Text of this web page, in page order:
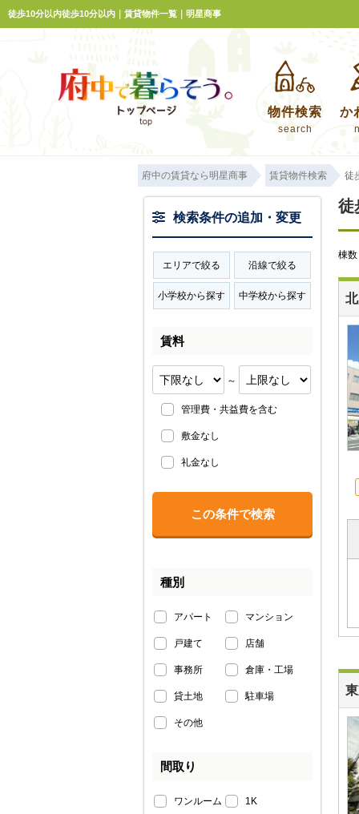
徒歩10分以内徒歩10分以内｜賃貸物件一覧｜明星商事
物件検索
search
か
府中の賃貸なら明星商事 賃貸物件検索 徒
徒
棟数
検索条件の追加・変更
エリアで絞る 沿線で絞る
小学校から探す 中学校から探す
賃料
～
管理費・共益費を含む
敷金なし
礼金なし
種別
アパート マンション
戸建て 店舗
事務所 倉庫・工場
貸土地 駐車場
その他
間取り
ワンルーム 1K